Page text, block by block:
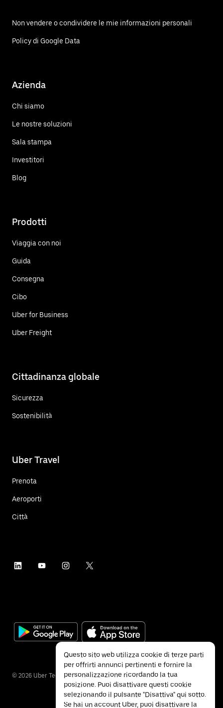
Non vendere o condividere le mie informazioni personali
Policy di Google Data
Azienda
Chi siamo
Le nostre soluzioni
Sala stampa
Investitori
Blog
Prodotti
Viaggia con noi
Guida
Consegna
Cibo
Uber for Business
Uber Freight
Cittadinanza globale
Sicurezza
Sostenibilità
Uber Travel
Prenota
Aeroporti
Città
© 2026 Uber Technologies Inc.
Questo sito web utilizza cookie di terze parti
per offrirti annunci pertinenti e fornire la
personalizzazione ricordando la tua
posizione. Puoi disattivare questi cookie
selezionando il pulsante "Disattiva" qui sotto.
Se hai un account Uber, puoi disattivare la